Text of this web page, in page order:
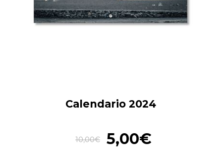
Calendario 2024
10,00€ 5,00€